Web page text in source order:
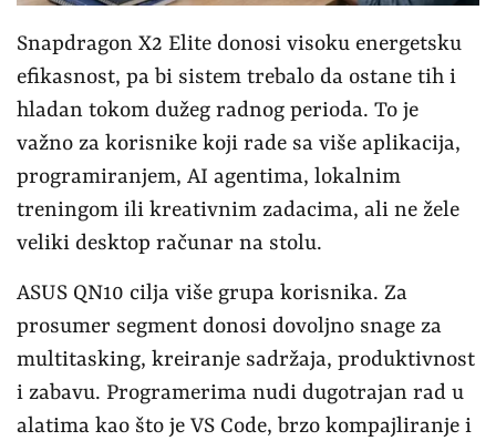
Snapdragon X2 Elite donosi visoku energetsku
efikasnost, pa bi sistem trebalo da ostane tih i
hladan tokom dužeg radnog perioda. To je
važno za korisnike koji rade sa više aplikacija,
programiranjem, AI agentima, lokalnim
treningom ili kreativnim zadacima, ali ne žele
veliki desktop računar na stolu.
ASUS QN10 cilja više grupa korisnika. Za
prosumer segment donosi dovoljno snage za
multitasking, kreiranje sadržaja, produktivnost
i zabavu. Programerima nudi dugotrajan rad u
alatima kao što je VS Code, brzo kompajliranje i